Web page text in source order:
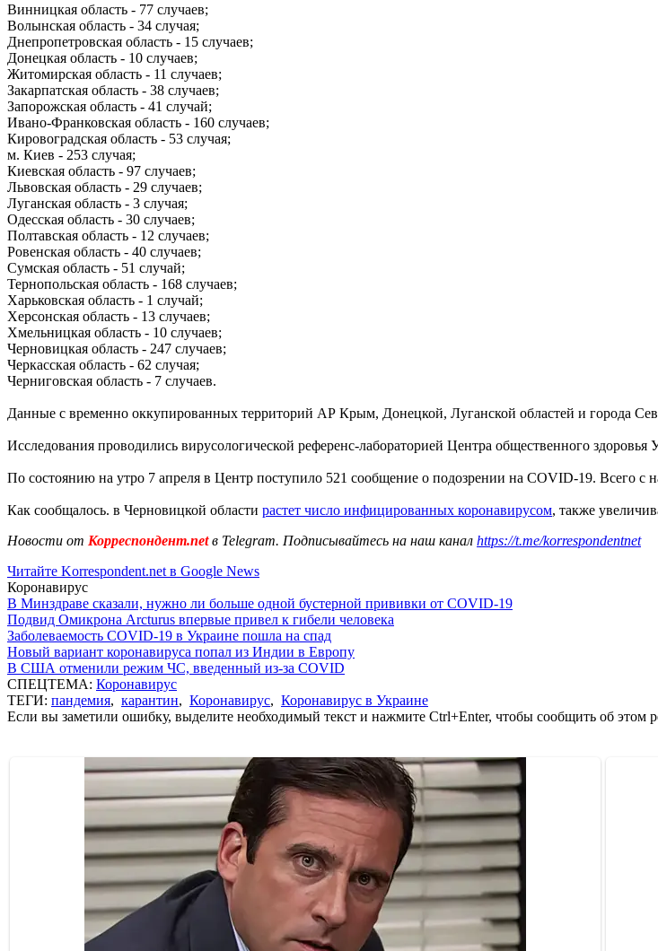
Винницкая область - 77 случаев;
Волынская область - 34 случая;
Днепропетровская область - 15 случаев;
Донецкая область - 10 случаев;
Житомирская область - 11 случаев;
Закарпатская область - 38 случаев;
Запорожская область - 41 случай;
Ивано-Франковская область - 160 случаев;
Кировоградская область - 53 случая;
м. Киев - 253 случая;
Киевская область - 97 случаев;
Львовская область - 29 случаев;
Луганская область - 3 случая;
Одесская область - 30 случаев;
Полтавская область - 12 случаев;
Ровенская область - 40 случаев;
Сумская область - 51 случай;
Тернопольская область - 168 случаев;
Харьковская область - 1 случай;
Херсонская область - 13 случаев;
Хмельницкая область - 10 случаев;
Черновицкая область - 247 случаев;
Черкасская область - 62 случая;
Черниговская область - 7 случаев.
Данные с временно оккупированных территорий АР Крым, Донецкой, Луганской областей и города
Исследования проводились вирусологической референс-лабораторией Центра общественного
По состоянию на утро 7 апреля в Центр поступило 521 сообщение о подозрении на COVID-19. Всего с
Как сообщалось. в Черновицкой области растет число инфицированных коронавирусом, также
Новости от Корреспондент.netв Telegram. Подписывайтесь на наш канал https://t.me/korrespondentnet
Читайте Korrespondent.net в Google News
Коронавирус
В Минздраве сказали, нужно ли больше одной бустерной прививки от COVID-19
Подвид Омикрона Arcturus впервые привел к гибели человека
Заболеваемость COVID-19 в Украине пошла на спад
Новый вариант коронавируса попал из Индии в Европу
В США отменили режим ЧС, введенный из-за COVID
СПЕЦТЕМА: Коронавирус
ТЕГИ: пандемия, карантин, Коронавирус, Коронавирус в Украине
Если вы заметили ошибку, выделите необходимый текст и нажмите Ctrl+Enter, чтобы сообщить об этом